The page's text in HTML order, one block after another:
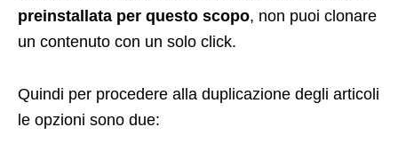
preinstallata per questo scopo, non puoi clonare
un contenuto con un solo click.
Quindi per procedere alla duplicazione degli articoli
le opzioni sono due: